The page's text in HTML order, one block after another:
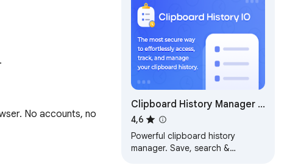
No accounts, no
Clipboard History Manager -
Secure, Fast, and Open
Source
4,6
Powerful clipboard history
manager. Save, search &